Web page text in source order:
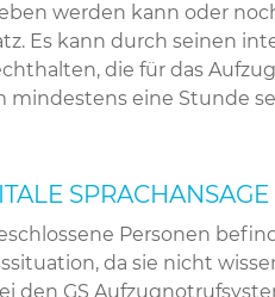
werden kann oder
Es kann durch seinen
die für das
mindestens eine Stunde
Personen
da sie nicht
den GS